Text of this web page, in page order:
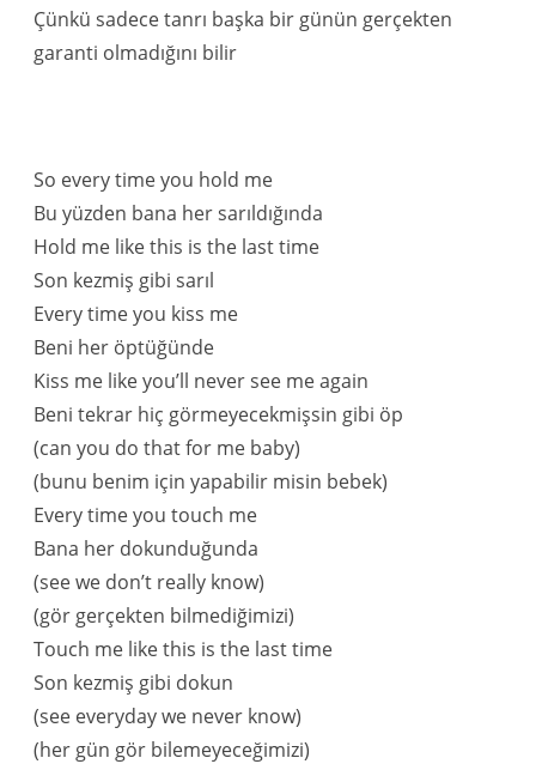
Çünkü sadece tanrı başka bir günün gerçekten
garanti olmadığını bilir
So every time you hold me
Bu yüzden bana her sarıldığında
Hold me like this is the last time
Son kezmiş gibi sarıl
Every time you kiss me
Beni her öptüğünde
Kiss me like you’ll never see me again
Beni tekrar hiç görmeyecekmişsin gibi öp
(can you do that for me baby)
(bunu benim için yapabilir misin bebek)
Every time you touch me
Bana her dokunduğunda
(see we don’t really know)
(gör gerçekten bilmediğimizi)
Touch me like this is the last time
Son kezmiş gibi dokun
(see everyday we never know)
(her gün gör bilemeyeceğimizi)